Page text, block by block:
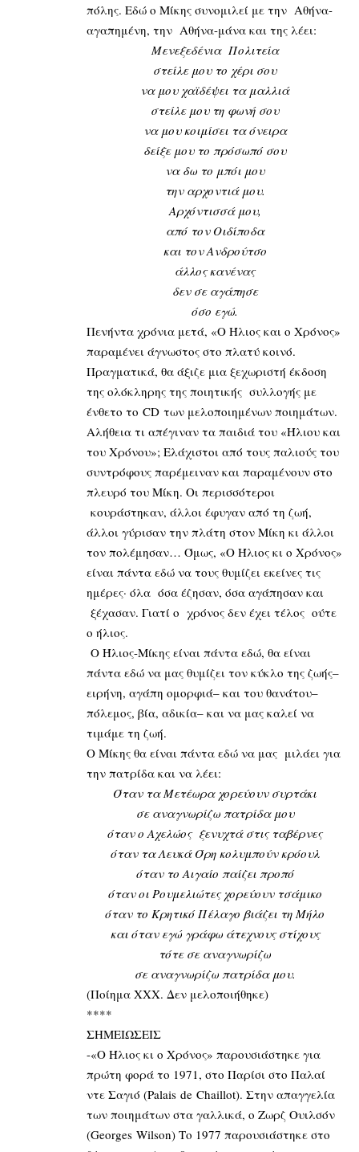
πόλης. Εδώ ο Μίκης συνομιλεί με την Αθήνα-
αγαπημένη, την Αθήνα-μάνα και της λέει:
Μενεξεδένια Πολιτεία
στείλε μου το χέρι σου
να μου χαϊδέψει τα μαλλιά
στείλε μου τη φωνή σου
να μου κοιμίσει τα όνειρα
δείξε μου το πρόσωπό σου
να δω το μπόι μου
την αρχοντιά μου.
Αρχόντισσά μου,
από τον Οιδίποδα
και τον Ανδρούτσο
άλλος κανένας
δεν σε αγάπησε
όσο εγώ.
Πενήντα χρόνια μετά, «Ο Ήλιος και ο Χρόνος»
παραμένει άγνωστος στο πλατύ κοινό.
Πραγματικά, θα άξιζε μια ξεχωριστή έκδοση
της ολόκληρης της ποιητικής συλλογής με
ένθετο το CD των μελοποιημένων ποιημάτων.
Αλήθεια τι απέγιναν τα παιδιά του «Ήλιου και
του Χρόνου»; Ελάχιστοι από τους παλιούς του
συντρόφους παρέμειναν και παραμένουν στο
πλευρό του Μίκη. Οι περισσότεροι
κουράστηκαν, άλλοι έφυγαν από τη ζωή,
άλλοι γύρισαν την πλάτη στον Μίκη κι άλλοι
τον πολέμησαν… Όμως, «Ο Ήλιος κι ο Χρόνος»
είναι πάντα εδώ να τους θυμίζει εκείνες τις
ημέρες· όλα όσα έζησαν, όσα αγάπησαν και
ξέχασαν. Γιατί ο χρόνος δεν έχει τέλος ούτε
ο ήλιος.
Ο Ήλιος-Μίκης είναι πάντα εδώ, θα είναι
πάντα εδώ να μας θυμίζει τον κύκλο της ζωής–
ειρήνη, αγάπη ομορφιά– και του θανάτου–
πόλεμος, βία, αδικία– και να μας καλεί να
τιμάμε τη ζωή.
Ο Μίκης θα είναι πάντα εδώ να μας μιλάει για
την πατρίδα και να λέει:
Όταν τα Μετέωρα χορεύουν συρτάκι
σε αναγνωρίζω πατρίδα μου
όταν ο Αχελώος ξενυχτά στις ταβέρνες
όταν τα Λευκά Όρη κολυμπούν κρόουλ
όταν το Αιγαίο παίζει προπό
όταν οι Ρουμελιώτες χορεύουν τσάμικο
όταν το Κρητικό Πέλαγο βιάζει τη Μήλο
και όταν εγώ γράφω άτεχνους στίχους
τότε σε αναγνωρίζω
σε αναγνωρίζω πατρίδα μου.
(Ποίημα ΧΧΧ. Δεν μελοποιήθηκε)
****
ΣΗΜΕΙΩΣΕΙΣ
-«Ο Ήλιος κι ο Χρόνος» παρουσιάστηκε για
πρώτη φορά το 1971, στο Παρίσι στο Παλαί
ντε Σαγιό (Palais de Chaillot). Στην απαγγελία
των ποιημάτων στα γαλλικά, ο Ζωρζ Ουιλσόν
(Georges Wilson) Το 1977 παρουσιάστηκε στο